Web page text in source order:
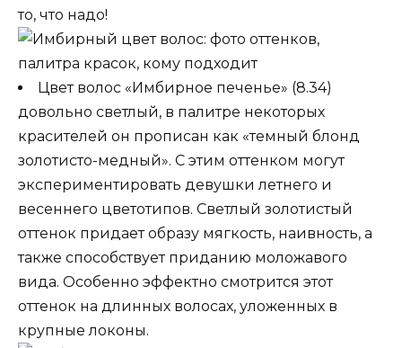
то, что надо!
Цвет волос «Имбирное печенье» (8.34)
довольно светлый, в палитре некоторых
красителей он прописан как «темный блонд
золотисто-медный». С этим оттенком могут
экспериментировать девушки летнего и
весеннего цветотипов. Светлый золотистый
оттенок придает образу мягкость, наивность, а
также способствует приданию моложавого
вида. Особенно эффектно смотрится этот
оттенок на длинных волосах, уложенных в
крупные локоны.